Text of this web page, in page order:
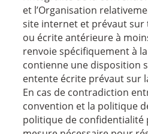
et l’Organisation
site internet et prévaut
ou écrite antérieure à
renvoie spécifiquement à
contienne une disposition
entente écrite prévaut sur
En cas de contradiction
convention et la politique
politique de confidentialité